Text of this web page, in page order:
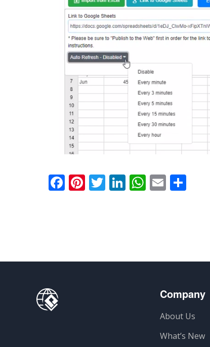
Facebook
Pinterest
Twitter
LinkedIn
Email
Company
About Us
What’s New